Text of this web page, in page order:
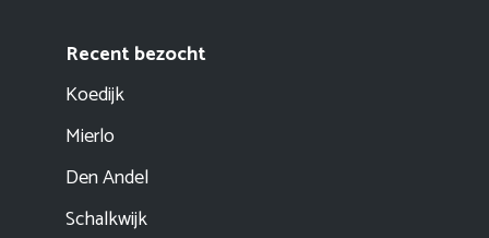
Recent bezocht
Koedijk
Mierlo
Den Andel
Schalkwijk